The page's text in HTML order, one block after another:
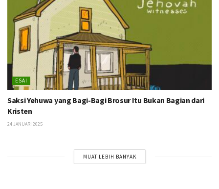
ESAI
Saksi Yehuwa yang Bagi-Bagi Brosur Itu Bukan Bagian dari
Kristen
24 JANUARI 2025
MUAT LEBIH BANYAK